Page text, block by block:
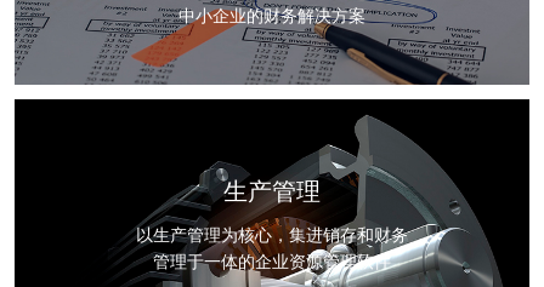
中小企业的财务解决方案
生产管理
以生产管理为核心，集进销存和财务
管理于一体的企业资源管理软件